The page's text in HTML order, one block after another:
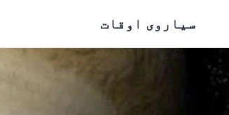
سیاروی اوقات